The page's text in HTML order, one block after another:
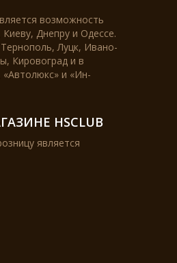
возможность
Днепру и Одессе.
Луцк, Ивано-
Кировоград и в
«Автолюкс» и «Ин-
HSCLUB
является